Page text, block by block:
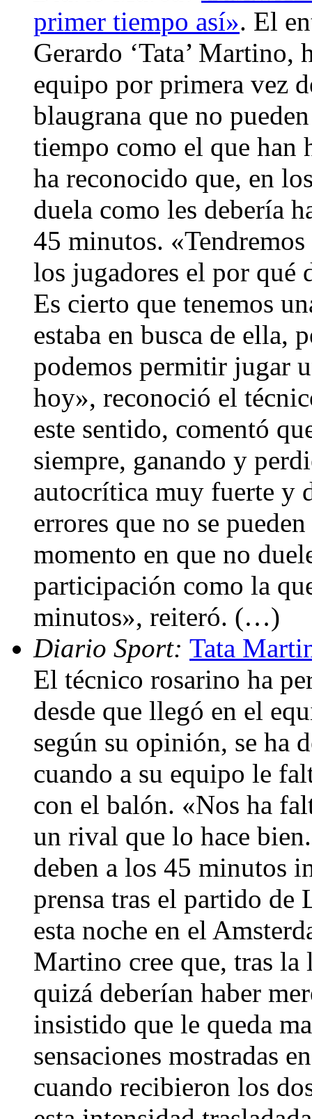
primer tiempo así». El
Gerardo ‘Tata’ Martino,
equipo por primera vez
blaugrana que no
tiempo como el que han
ha reconocido que, en
duela como les debería
45 minutos.
los jugadores el por qué
Es cierto que tenemos
estaba en busca de ella,
podemos permitir jugar
hoy», reconoció el
este sentido, comentó
siempre, ganando y
autocrítica muy fuerte y
errores que no se
momento en que no
participación como la
minutos», reiteró. (…)
Diario Sport: Tata
El técnico rosarino ha
desde que llegó en el
según su opinión, se ha
cuando a su equipo le
con el balón. «Nos ha
un rival que lo hace
deben a los 45 minutos
prensa tras el partido de
esta noche en el
Martino cree que, tras la
quizá deberían haber
insistido que le queda
sensaciones mostradas
cuando recibieron los